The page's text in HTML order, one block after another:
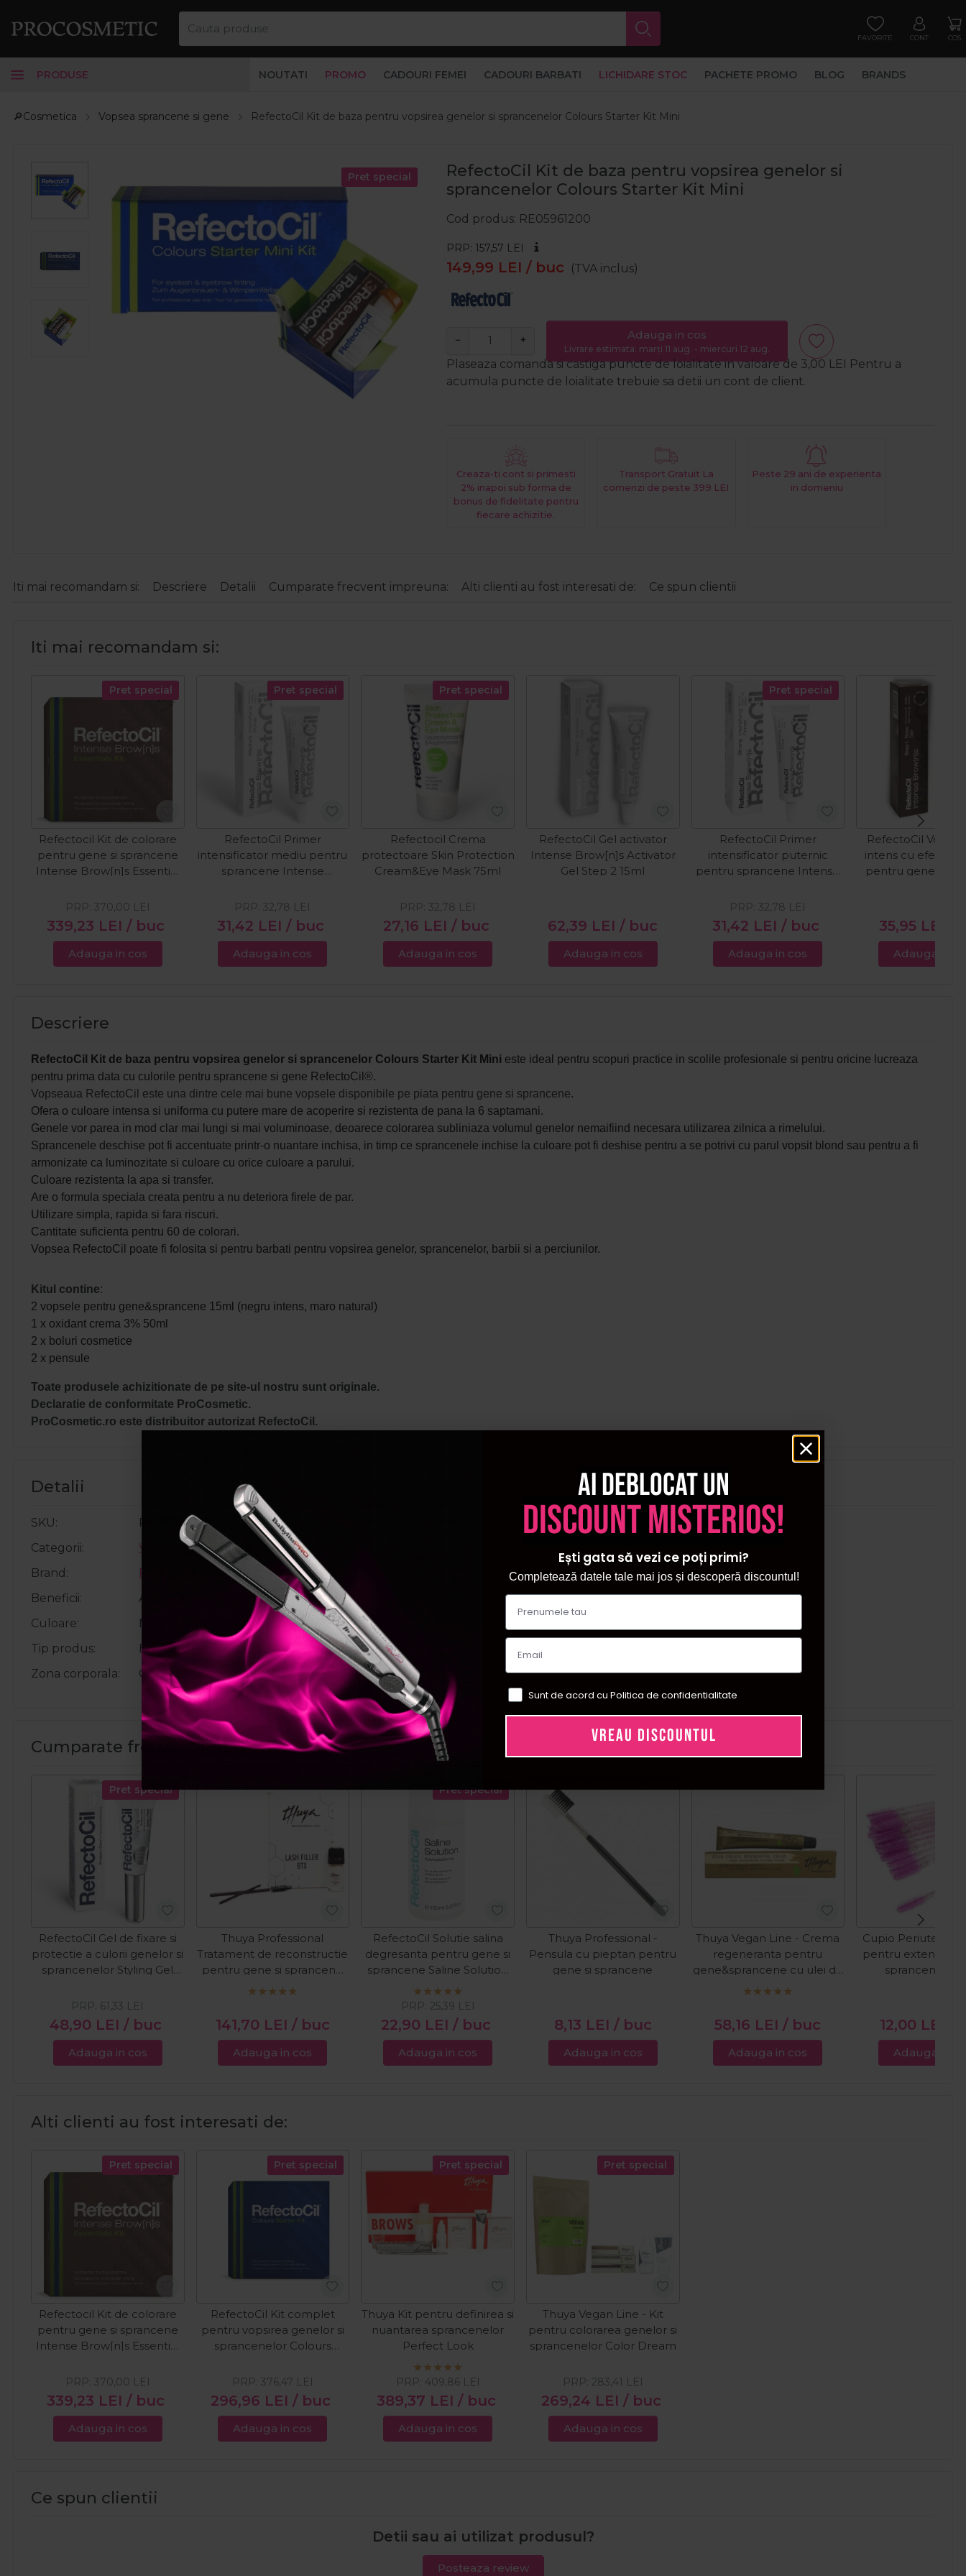
FAVORITE CONT COS
PRODUSE NOUTATI PROMO CADOURI FEMEI CADOURI BARBATI LICHIDARE STOC PACHETE PROMO BLOG BRANDS
🔎Cosmetica Vopsea sprancene si gene RefectoCil Kit de baza pentru vopsirea genelor si sprancenelor Colours Starter Kit Mini
Pret special
RefectoCil Kit de baza pentru vopsirea genelor si
sprancenelor Colours Starter Kit Mini
Cod produs RE05961200
PRP: 157,57 LEI
149,99 LEI / buc (TVA inclus)
− + Adauga in cos
Livrare estimata: marți 11 aug. - miercuri 12 aug.
Plaseaza comanda si castiga puncte de loialitate in valoare de 3,00 LEI Pentru a
acumula puncte de loialitate trebuie sa detii un cont de client.
Creaza-ti cont si primesti
2% inapoi sub forma de
bonus de fidelitate pentru
fiecare achizitie.
Transport Gratuit La
comenzi de peste 399 LEI
Peste 29 ani de experienta
in domeniu
Iti mai recomandam si: Descriere Detalii Cumparate frecvent impreuna: Alti clienti au fost interesati de: Ce spun clientii
Iti mai recomandam si:
Pret special
Refectocil Kit de colorare
pentru gene si sprancene
Intense Brow[n]s Essential
339,23 LEI / buc
PRP: 370,00 LEI
Adauga in cos
Pret special
RefectoCil Primer
intensificator mediu pentru
sprancene Intense
Primer Medium 15ml
31,42 LEI / buc
PRP:32,78 LEI
Adauga in cos
Pret special
Refectocil Crema
protectoare Skin Protection
Cream&Eye Mask 75ml
27,16 LEI / buc
PRP:32,78 LEI
Adauga in cos
RefectoCil Gel activator
Intense Brow[n]s Activator
Gel Step 2 15ml
62,39 LEI / buc
Adauga in cos
Pret special
RefectoCil Primer
intensificator puternic
pentru sprancene Intense
Primer Strong 15ml
31,42 LEI / buc
PRP:32,78 LEI
Adauga in cos
RefectoCil
intens cu efect
pentru
35,95 LEI
Adauga in
Descriere
RefectoCil Kit de baza pentru vopsirea genelor si sprancenelor Colours Starter Kit Mini este ideal pentru scopuri practice in scolile profesionale si pentru oricine lucreaza
pentru prima data cu culorile pentru sprancene si gene RefectoCil®.
Vopseaua RefectoCil este una dintre cele mai bune vopsele disponibile pe piata pentru gene si sprancene.
Ofera o culoare intensa si uniforma cu putere mare de acoperire si rezistenta de pana la 6 saptamani.
Genele vor parea in mod clar mai lungi si mai voluminoase, deoarece colorarea subliniaza volumul genelor nemaifiind necesara utilizarea zilnica a rimelului.
Sprancenele deschise pot fi accentuate printr-o nuantare inchisa, in timp ce sprancenele inchise la culoare pot fi deshise pentru a se potrivi cu parul vopsit blond sau pentru a fi
armonizate ca luminozitate si culoare cu orice culoare a parului.
Culoare rezistenta la apa si transfer.
Are o formula speciala creata pentru a nu deteriora firele de par.
Utilizare simpla, rapida si fara riscuri.
Cantitate suficienta pentru 60 de colorari.
Vopsea RefectoCil poate fi folosita si pentru barbati pentru vopsirea genelor, sprancenelor, barbii si a perciunilor.
Kitul contine:
2 vopsele pentru gene&sprancene 15ml (negru intens, maro natural)
1 x oxidant crema 3% 50ml
2 x boluri cosmetice
2 x pensule
Toate produsele achizitionate de pe site-ul nostru sunt originale.
Declaratie de conformitate ProCosmetic.
ProCosmetic.ro este distribuitor autorizat RefectoCil.
Detalii
SKU
RE05961200
Categorii
Vopsea sprancene si gene
Brand
RefectoCil
Beneficii
Aplicare usoara, Rezistent la apa
Culoare
Maro natural, Negru intens
Tip produs
Bol, Oxidant, Pensula , Vopsea gene/sprancene
Zona corporala
Gene, Sprancene
Cumparate frecvent impreuna:
Pret special
RefectoCil Gel de fixare si
protectie a culorii genelor si
sprancenelor Styling Gel
48,90 LEI / buc
PRP: 61,33 LEI
Adauga in cos
Thuya Professional
Tratament de reconstructie
pentru gene si sprancene
Lash Filler Btx 5ml
141,70 LEI / buc
Adauga in cos
Pret special
RefectoCil Solutie salina
degresanta pentru gene si
sprancene Saline Solution
150ml
22,90 LEI / buc
PRP: 25,39 LEI
Adauga in cos
Thuya Professional -
Pensula cu pieptan pentru
gene si sprancene
8,13 LEI / buc
Adauga in cos
Thuya Vegan Line - Crema
regeneranta pentru
gene&sprancene cu ulei de
argan, ricin si ulei de
58,16 LEI / buc
Adauga in cos
Cupio Periute de
pentru extensii de
sprancene
12,00 LEI
Adauga in
Alti clienti au fost interesati de:
Pret special
Refectocil Kit de colorare
pentru gene si sprancene
Intense Brow[n]s Essential
339,23 LEI / buc
PRP: 370,00 LEI
Adauga in cos
Pret special
RefectoCil Kit complet
pentru vopsirea genelor si
sprancenelor Colours
296,96 LEI / buc
PRP: 376,47 LEI
Adauga in cos
Pret special
Thuya Kit pentru definirea si
nuantarea sprancenelor
Perfect Look
389,37 LEI / buc
PRP: 409,86 LEI
Adauga in cos
Pret special
Thuya Vegan Line - Kit
pentru colorarea genelor si
sprancenelor Color Dream
269,24 LEI / buc
PRP: 283,41 LEI
Adauga in cos
Ce spun clientii
Detii sau ai utilizat produsul?
Posteaza review
Ai deblocat un
discount misterios!
Ești gata să vezi ce poți primi?
Completează datele tale mai jos și descoperă discountul!
Sunt de acord cu Politica de confidentialitate
VREAU DISCOUNTUL